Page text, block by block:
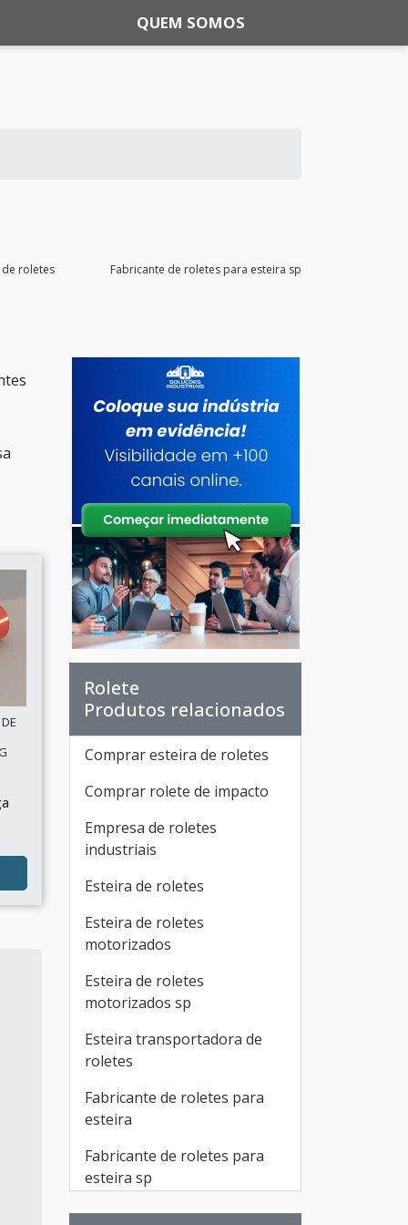
QUEM SOMOS
roletes Fabricante de roletes para esteira sp
Rolete
Produtos relacionados
Comprar esteira de roletes
Comprar rolete de impacto
Empresa de roletes
industriais
Esteira de roletes
Esteira de roletes
motorizados
Esteira de roletes
motorizados sp
Esteira transportadora de
roletes
Fabricante de roletes para
esteira
Fabricante de roletes para
esteira sp
Fornecedor de roletes